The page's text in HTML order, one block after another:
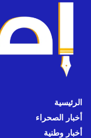
الرئيسية
أخبار الصحراء
أخبار وطنية